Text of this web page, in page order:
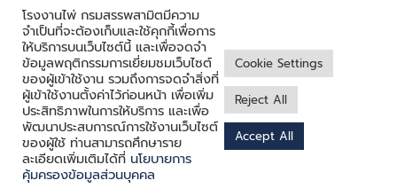
Copyright © 2021 Playing Card Factory, all rights reserved
โรงงานไพ่ กรมสรรพสามิตมีความ
จำเป็นที่จะต้องเก็บและใช้คุกกี้เพื่อการ
ให้บริการบนเว็บไซต์นี้ และเพื่อจดจำ
ข้อมูลพฤติกรรมการเยี่ยมชมเว็บไซต์
ของผู้เข้าใช้งาน รวมถึงการจดจำสิ่งที่
ผู้เข้าใช้งานตั้งค่าไว้ก่อนหน้า เพื่อเพิ่ม
ประสิทธิภาพในการให้บริการ และเพื่อ
พัฒนาประสบการณ์การใช้งานเว็บไซต์
ของผู้ใช้ ท่านสามารถศึกษาราย
ละเอียดเพิ่มเติมได้ที่ นโยบายการ
คุ้มครองข้อมูลส่วนบุคคล
Cookie Settings
Reject All
Accept All